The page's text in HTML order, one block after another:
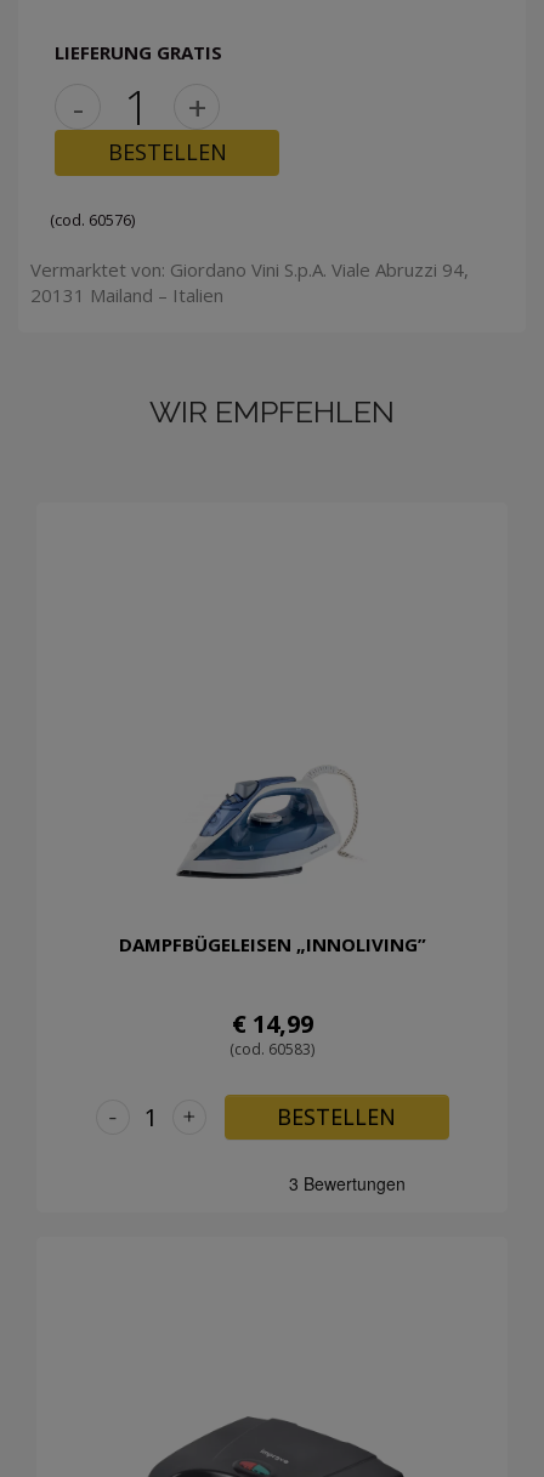
LIEFERUNG GRATIS
- +
BESTELLEN
(cod. 60576)
Vermarktet von: Giordano Vini S.p.A. Viale Abruzzi 94,
20131 Mailand – Italien
WIR EMPFEHLEN
DAMPFBÜGELEISEN „INNOLIVING”
€ 14,99
(cod. 60583)
+
- BESTELLEN